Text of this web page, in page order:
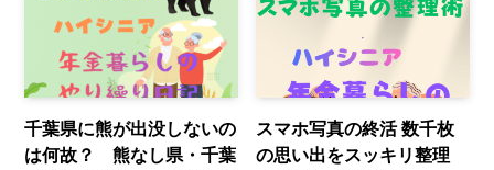
千葉県に熊が出没しないの
は何故？ 熊なし県・千葉
スマホ写真の終活 数千枚
の思い出をスッキリ整理